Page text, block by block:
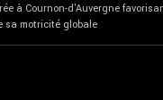
à Cournon-d'Auvergne
sa motricité globale